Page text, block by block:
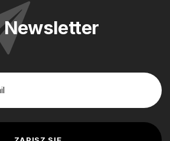
Newsletter